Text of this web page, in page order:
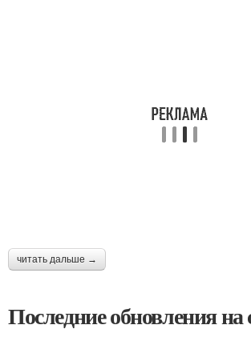
читать дальше →
Последние обновления на